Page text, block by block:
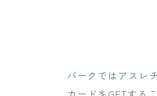
パークではアスレ